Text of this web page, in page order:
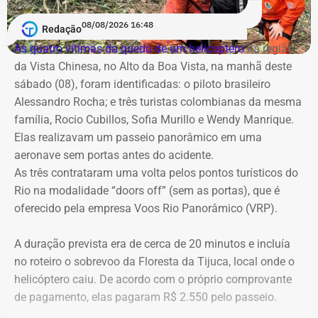
lealdade institucional, uma vez que o contrato de R$ 100
milhões foi assinado no mesmo dia em que o TCE emitira
cautelar para suspender a licitação. O próprio secretário
Valber Rodrigues Januário, que assina o novo aditivo de
R$ 16,9 milhões publicado esta semana, foi notificado a
apresentar defesa no processo do TCE.
Diferença de processos
Vale ressaltar que, diferentemente da Concorrência nº
041/2025 que foi objeto de determinação de anulação
pelo TCE, o aditivo recém-publicado é referente a um
procedimento licitatório anterior: a Concorrência SRP nº
036/2022.
Ainda que se trate de licitações distintas, a manutenção
dos pagamentos e a prorrogação milionária a favor da
A cobertura será realizada em uma operação integrada
com a Band Rio, a BandNews FM Rio e as plataformas
digitais do grupo, acompanhando desde os momentos
que antecedem o debate até a transmissão ao vivo.
Com tradição na realização de debates eleitorais, a Band
promove o encontro como um espaço para o confronto
de ideias e para que os eleitores conheçam as propostas
dos candidatos. A mediação será da jornalista Adriana
Araújo.
Como vai ser o debate
O formato do debate consiste em três blocos de
perguntas e respostas, confrontos diretos entre os
participantes e espaço para considerações finais.
Redação08/08/2026 16:48
As quatro vítimas da queda de um helicópterona região
da Vista Chinesa, no Alto da Boa Vista, na manhã deste
sábado (08), foram identificadas: o piloto brasileiro
Alessandro Rocha; e três turistas colombianas da mesma
família, Rocio Cubillos, Sofia Murillo e Wendy Manrique.
Elas realizavam um passeio panorâmico em uma
aeronave sem portas antes do acidente.
As três contrataram uma volta pelos pontos turísticos do
Rio na modalidade “doors off” (sem as portas), que é
oferecido pela empresa Voos Rio Panorâmico (VRP).
A duração prevista era de cerca de 20 minutos e incluía
no roteiro o sobrevoo da Floresta da Tijuca, local onde o
helicóptero caiu. De acordo com o próprio comprovante
de pagamento, elas pagaram R$ 2.550 pelo passeio.